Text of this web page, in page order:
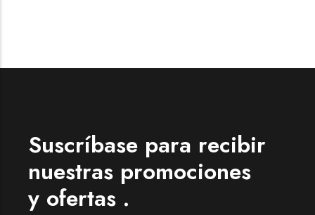
Suscríbase para recibir
nuestras promociones
y ofertas .